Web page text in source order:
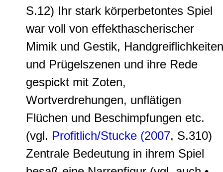
S.12) Ihr stark körperbetontes Spiel
war voll von effekthascherischer
Mimik und Gestik, Handgreiflichkeiten
und Prügelszenen und ihre Rede
gespickt mit Zoten,
Wortverdrehungen, unflätigen
Flüchen und Beschimpfungen etc.
(vgl. Profitlich/Stucke (2007, S.310)
Zentrale Bedeutung in ihrem Spiel